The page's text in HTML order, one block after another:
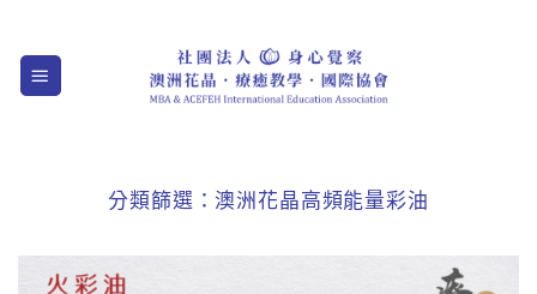
content
分類篩選：澳洲花晶高頻能量彩油